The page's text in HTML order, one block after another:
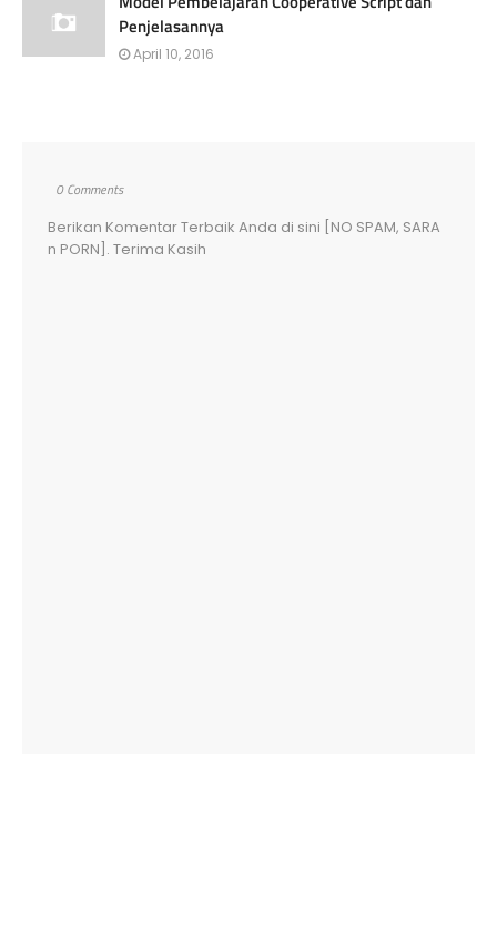
Penjelasannya
April 10, 2016
0 Comments
Berikan Komentar Terbaik Anda di sini [NO SPAM, SARA
n PORN]. Terima Kasih